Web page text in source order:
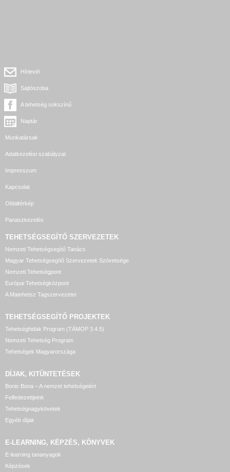
Hírlevél
Sajtószoba
A tehetség sokszínű
Naptár
Munkatársak
Adatkezelési szabályzat
Impresszum
Kapcsolat
Oldaltérkép
Panaszkezelés
TEHETSÉGSEGÍTŐ SZERVEZETEK
Nemzeti Tehetségsegítő Tanács
Magyar Tehetségsegítő Szervezetek Szövetsége
Nemzeti Tehetségpont
Európai Tehetségközpont
A Matehetsz Tagszervezetei
TEHETSÉGSEGÍTŐ PROJEKTEK
Tehetséghidak Program (TÁMOP 3.4.5)
Nemzeti Tehetség Program
Tehetségek Magyarországa
DÍJAK, KITÜNTETÉSEK
Bonis Bona – A nemzet tehetségeiért
Felfedezettjeink
Tehetségnagykövetek
Egyéb díjak
E-LEARNING, KÉPZÉS, KÖNYVEK
E-learning tananyagok
Képzések